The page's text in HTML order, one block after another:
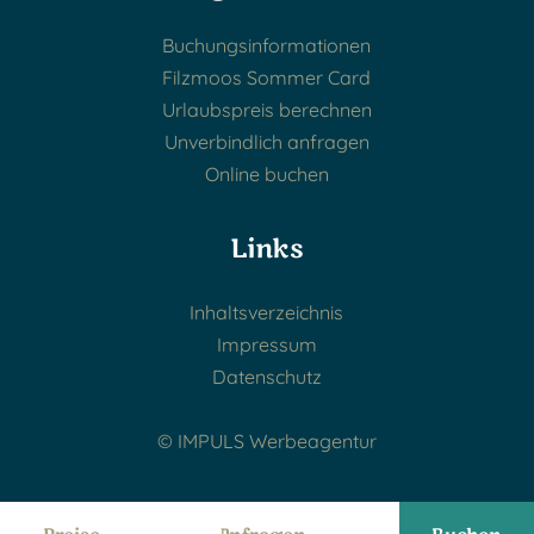
Buchungsinformationen
Filzmoos Sommer Card
Urlaubspreis berechnen
Unverbindlich anfragen
Online buchen
Links
Inhaltsverzeichnis
Impressum
Datenschutz
© IMPULS Werbeagentur